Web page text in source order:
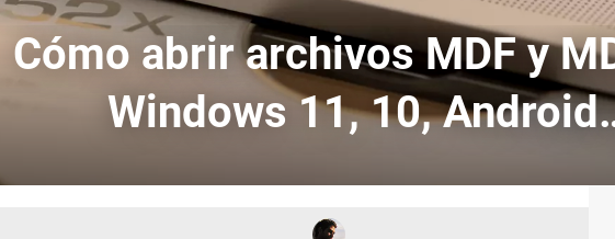
Cómo abrir archivos MDF y
Windows 11, 10,